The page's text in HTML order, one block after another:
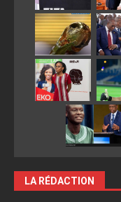
LA RÉDACTION